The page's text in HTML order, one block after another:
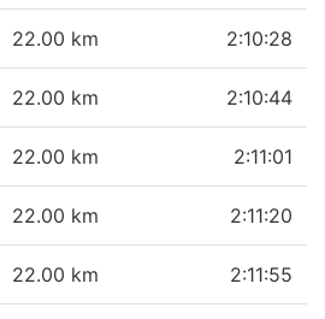
22.00 km 2:10:28
22.00 km 2:10:44
22.00 km 2:11:01
22.00 km 2:11:20
22.00 km 2:11:55